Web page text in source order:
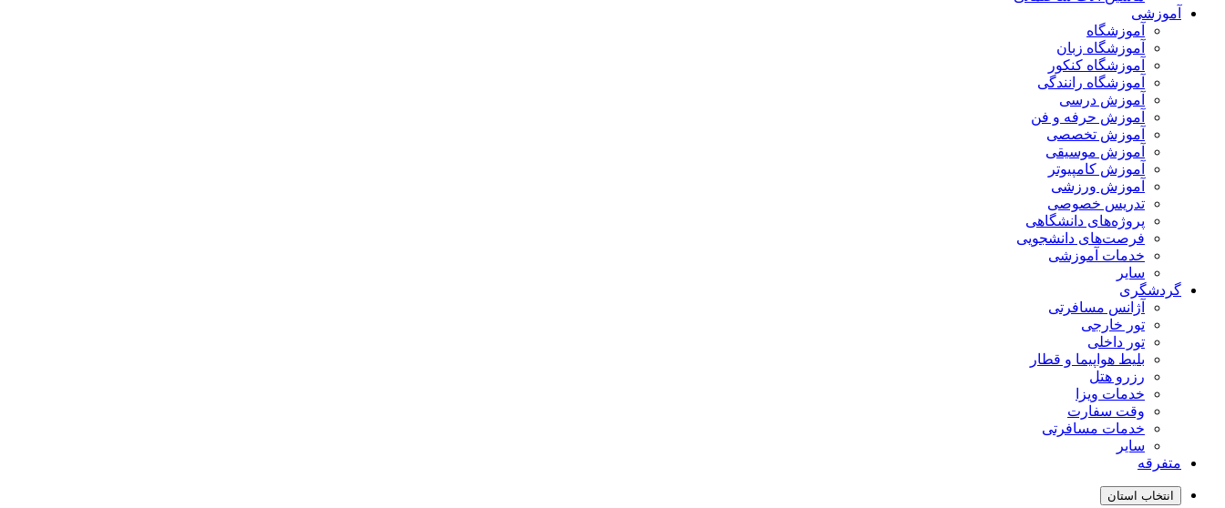
آموزشی
آموزشگاه
آموزشگاه زبان
آموزشگاه کنکور
آموزشگاه رانندگی
آموزش درسی
آموزش حرفه و فن
آموزش تخصصی
آموزش موسیقی
آموزش کامپیوتر
آموزش ورزشی
تدریس خصوصی
پروژه‌های دانشگاهی
فرصت‌های دانشجویی
خدمات آموزشی
سایر
گردشگری
آژانس مسافرتی
تور خارجی
تور داخلی
بلیط هواپیما و قطار
رزرو هتل
خدمات ویزا
وقت سفارت
خدمات مسافرتی
سایر
متفرقه
انتخاب استان